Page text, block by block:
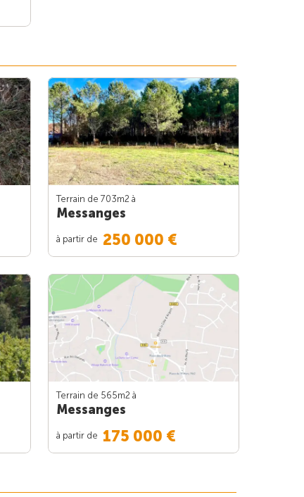
Terrain de 703m2 à
Messanges
à partir de 250 000 €
Terrain de 565m2 à
Messanges
à partir de 175 000 €